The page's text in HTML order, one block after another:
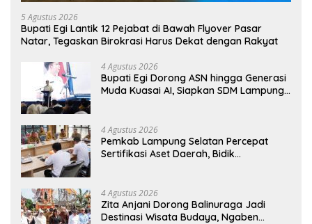
5 Agustus 2026
Bupati Egi Lantik 12 Pejabat di Bawah Flyover Pasar
Natar, Tegaskan Birokrasi Harus Dekat dengan Rakyat
4 Agustus 2026
Bupati Egi Dorong ASN hingga Generasi
Muda Kuasai AI, Siapkan SDM Lampung
4 Agustus 2026
Pemkab Lampung Selatan Percepat
Sertifikasi Aset Daerah, Bidik
4 Agustus 2026
Zita Anjani Dorong Balinuraga Jadi
Destinasi Wisata Budaya, Ngaben